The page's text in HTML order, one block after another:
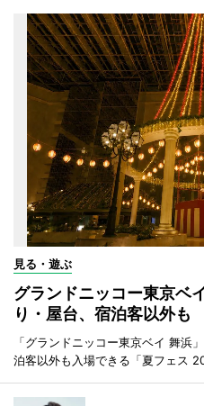
見る・遊ぶ
グランドニッコー東京ベ
り・屋台、宿泊客以外も
「グランドニッコー東京ベイ 舞浜
泊客以外も入場できる「夏フェス